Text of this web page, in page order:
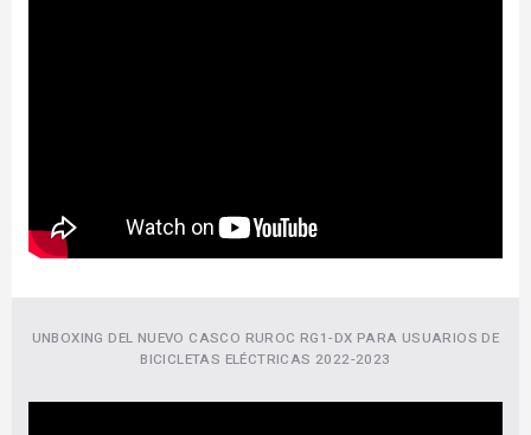
UNBOXING DEL NUEVO CASCO RUROC RG1-DX PARA USUARIOS DE
BICICLETAS ELÉCTRICAS 2022-2023